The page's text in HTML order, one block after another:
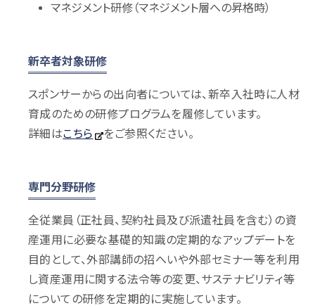
マネジメント研修（マネジメント層への昇格時）
新卒者対象研修
スポンサーからの出向者については、新卒入社時に人材
育成のための研修プログラムを履修しています。
詳細はこちら をご参照ください。
専門分野研修
全従業員（正社員、契約社員及び派遣社員を含む）の資
産運用に必要な基礎的知識の定期的なアップデートを
目的として、外部講師の招へいや外部セミナー等を利用
し資産運用に関する法令等の変更、サステナビリティ等
についての研修を定期的に実施しています。